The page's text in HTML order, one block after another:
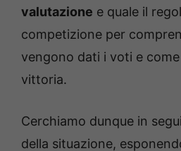
valutazione e quale il
competizione per
vengono dati i voti e
vittoria.
Cerchiamo dunque in
della situazione,